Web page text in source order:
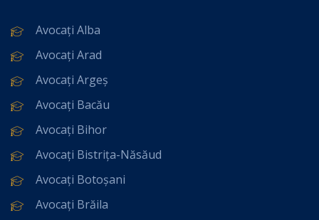
Avocați Alba
Avocați Arad
Avocați Argeș
Avocați Bacău
Avocați Bihor
Avocați Bistrița-Năsăud
Avocați Botoșani
Avocați Brăila